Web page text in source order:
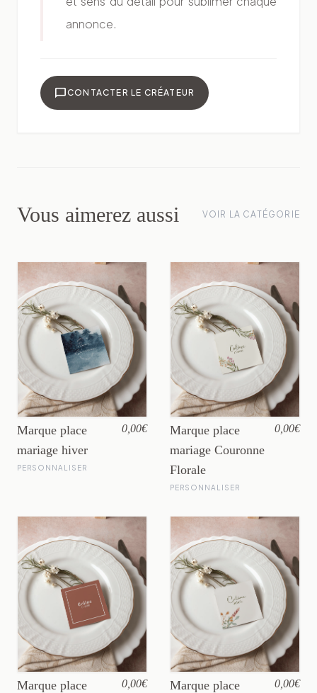
annonce.
chat_bubbleCONTACTER LE CRÉATEUR
Vous aimerez aussi VOIR LA CATÉGORIE
Marque place
mariage hiver
PERSONNALISER
0,00€
Marque place
mariage Couronne
Florale
PERSONNALISER
0,00€
Marque place
0,00€
Marque place
0,00€